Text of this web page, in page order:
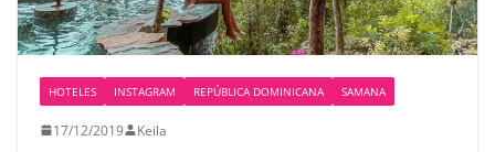
HOTELES INSTAGRAM REPÚBLICA DOMINICANA SAMANA
17/12/2019 Keila